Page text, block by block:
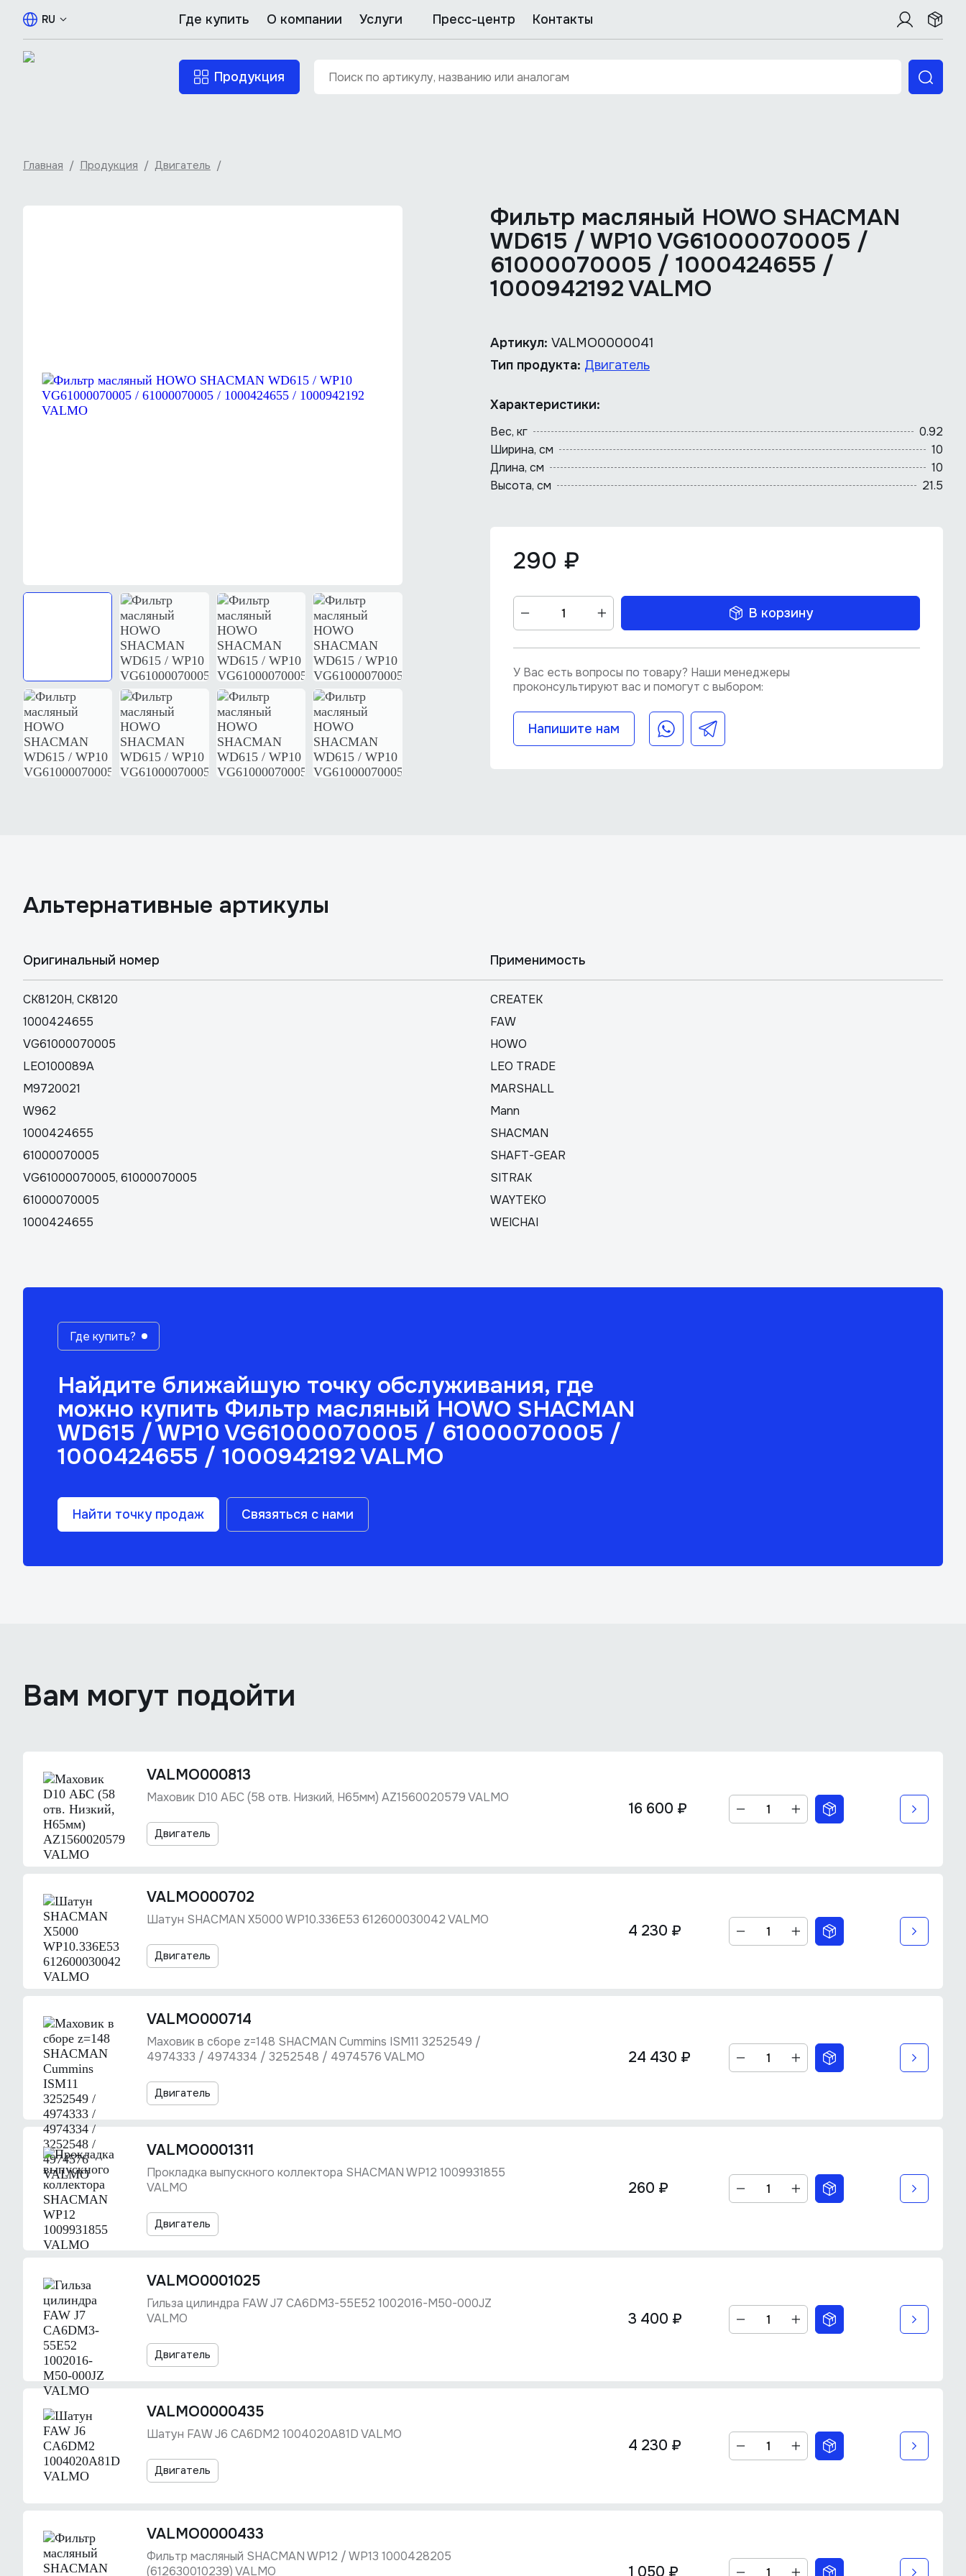
RU Где купить О компании Услуги Пресс-центр Контакты
Продукция
Главная / Продукция / Двигатель /
Фильтр масляный HOWO SHACMAN
WD615 / WP10 VG61000070005 /
61000070005 / 1000424655 /
1000942192 VALMO
Артикул: VALMO0000041
Тип продукта: Двигатель
Характеристики:
Вес, кг
0.92
Ширина, см
10
Длина, cм
10
Высота, см
21.5
290 ₽
В корзину
У Вас есть вопросы по товару? Наши менеджеры
проконсультируют вас и помогут с выбором:
Напишите нам
Aльтернативные артикулы
Оригинальный номер Применимость
CK8120H, CK8120
CREATEK
1000424655
FAW
VG61000070005
HOWO
LEO100089A
LEO TRADE
M9720021
MARSHALL
W962
Mann
1000424655
SHACMAN
61000070005
SHAFT-GEAR
VG61000070005, 61000070005
SITRAK
61000070005
WAYTEKO
1000424655
WEICHAI
Где купить?
Найдите ближайшую точку обслуживания, где
можно купить Фильтр масляный HOWO SHACMAN
WD615 / WP10 VG61000070005 / 61000070005 /
1000424655 / 1000942192 VALMO
Найти точку продаж Связяться с нами
Вам могут подойти
VALMO000813
Маховик D10 АБС (58 отв. Низкий, H65мм) AZ1560020579 VALMO
Двигатель
16 600 ₽
VALMO000702
Шатун SHACMAN X5000 WP10.336E53 612600030042 VALMO
Двигатель
4 230 ₽
VALMO000714
Маховик в сборе z=148 SHACMAN Cummins ISM11 3252549 /
4974333 / 4974334 / 3252548 / 4974576 VALMO
Двигатель
24 430 ₽
VALMO0001311
Прокладка выпускного коллектора SHACMAN WP12 1009931855
VALMO
Двигатель
260 ₽
VALMO0001025
Гильза цилиндра FAW J7 CA6DM3-55E52 1002016-M50-000JZ
VALMO
Двигатель
3 400 ₽
VALMO0000435
Шатун FAW J6 CA6DM2 1004020A81D VALMO
Двигатель
4 230 ₽
VALMO0000433
Фильтр масляный SHACMAN WP12 / WP13 1000428205
(612630010239) VALMO
1 050 ₽